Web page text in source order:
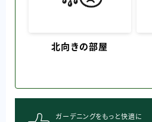
北向きの部屋
ガーデニングをもっと快適に